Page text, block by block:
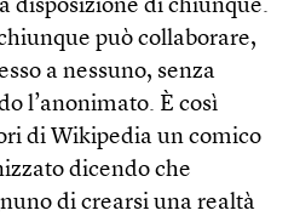
disposizione di chiunque.
può collaborare,
a nessuno, senza
l’anonimato. È così
di Wikipedia un comico
dicendo che
di crearsi una realtà